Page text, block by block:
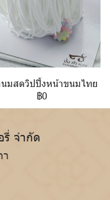
นมสดวิปปิ้งหน้าขนมไทย
฿0
จำกัด